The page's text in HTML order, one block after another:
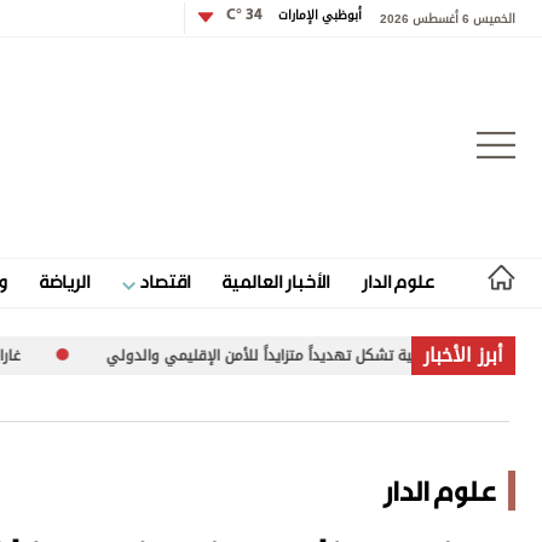
الخميس 6 أغسطس 2026 أبوظبي الإمارات 34 °C
علوم الدار الأخبار العالمية اقتصاد الرياضة
علوم الدار
الرياضة
أبرز الأخبار
تهديداً متزايداً للأمن الإقليمي والدولي غارات وتفجيرات إسرائيلية
علوم الدار